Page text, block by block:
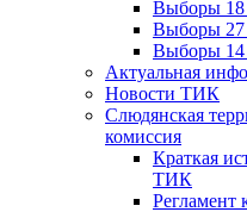
Выборы 18
Выборы 27
Выборы 14
Актуальная
Новости ТИК
Слюдянская
комиссия
Краткая
ТИК
Регламент